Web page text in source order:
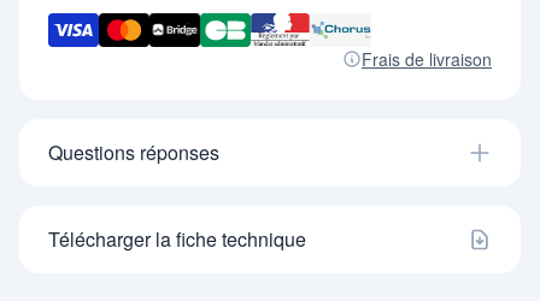
Frais de livraison
Questions réponses
Télécharger la fiche technique